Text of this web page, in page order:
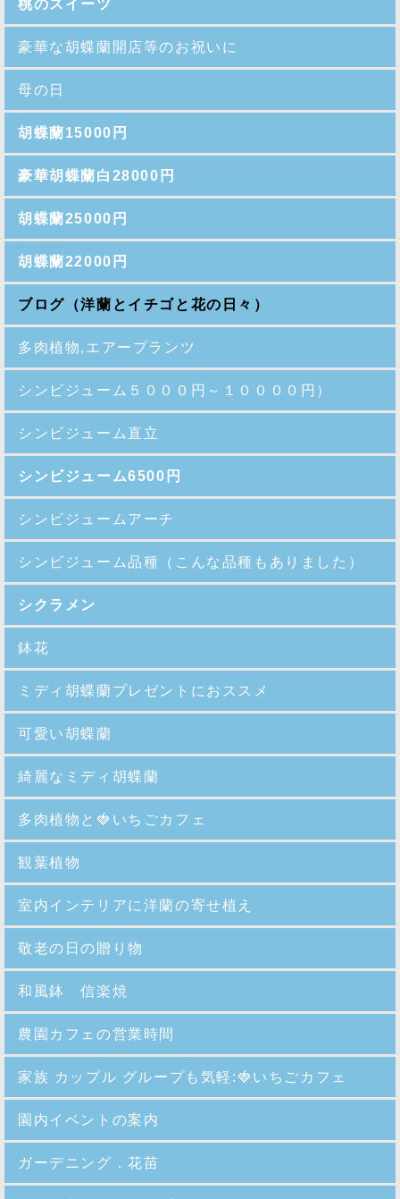
桃のスイーツ
豪華な胡蝶蘭開店等のお祝いに
母の日
胡蝶蘭15000円
豪華胡蝶蘭白28000円
胡蝶蘭25000円
胡蝶蘭22000円
ブログ（洋蘭とイチゴと花の日々）
多肉植物,エアープランツ
シンビジューム５０００円～１００００円）
シンビジューム直立
シンビジューム6500円
シンビジュームアーチ
シンビジューム品種 （こんな品種もありました）
シクラメン
鉢花
ミディ胡蝶蘭プレゼントにおススメ
可愛い胡蝶蘭
綺麗なミディ胡蝶蘭
多肉植物と🍓いちごカフェ
観葉植物
室内インテリアに洋蘭の寄せ植え
敬老の日の贈り物
和風鉢 信楽焼
農園カフェの営業時間
家族 カップル グループも気軽:🍓いちごカフェ
園内イベントの案内
ガーデニング．花苗